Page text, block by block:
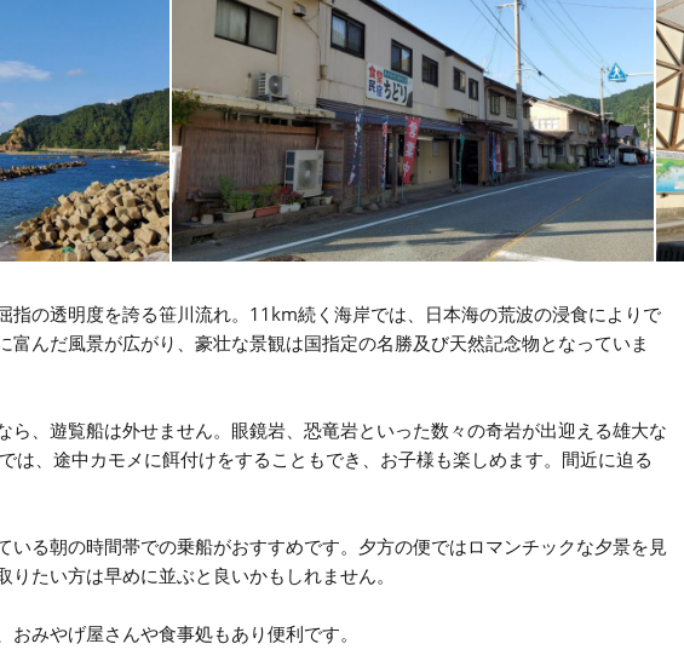
指の透明度を誇る笹川流れ。11km続く海岸では、日本海の荒波の浸食によりで
富んだ風景が広がり、豪壮な景観は国指定の名勝及び天然記念物となっていま
ら、遊覧船は外せません。眼鏡岩、恐竜岩といった数々の奇岩が出迎える雄大な
は、途中カモメに餌付けをすることもでき、お子様も楽しめます。間近に迫る
いる朝の時間帯での乗船がおすすめです。夕方の便ではロマンチックな夕景を見
たい方は早めに並ぶと良いかもしれません。
みやげ屋さんや食事処もあり便利です。